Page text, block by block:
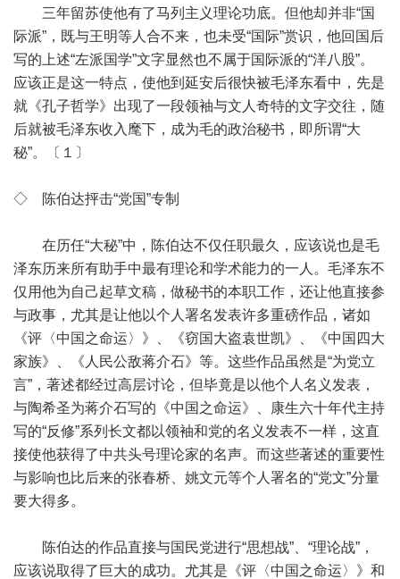
三年留苏使他有了马列主义理论功底。但他却并非“国
际派”，既与王明等人合不来，也未受“国际”赏识，他回国后
写的上述“左派国学”文字显然也不属于国际派的“洋八股”。
应该正是这一特点，使他到延安后很快被毛泽东看中，先是
就《孔子哲学》出现了一段领袖与文人奇特的文字交往，随
后就被毛泽东收入麾下，成为毛的政治秘书，即所谓“大
秘”。〔１〕
◇ 陈伯达抨击“党国”专制
在历任“大秘”中，陈伯达不仅任职最久，应该说也是毛
泽东历来所有助手中最有理论和学术能力的一人。毛泽东不
仅用他为自己起草文稿，做秘书的本职工作，还让他直接参
与政事，尤其是让他以个人署名发表许多重磅作品，诸如
《评〈中国之命运〉》、《窃国大盗袁世凯》、《中国四大
家族》、《人民公敌蒋介石》等。这些作品虽然是“为党立
言”，著述都经过高层讨论，但毕竟是以他个人名义发表，
与陶希圣为蒋介石写的《中国之命运》、康生六十年代主持
写的“反修”系列长文都以领袖和党的名义发表不一样，这直
接使他获得了中共头号理论家的名声。而这些著述的重要性
与影响也比后来的张春桥、姚文元等个人署名的“党文”分量
要大得多。
陈伯达的作品直接与国民党进行“思想战”、“理论战”，
应该说取得了巨大的成功。尤其是《评〈中国之命运〉》和